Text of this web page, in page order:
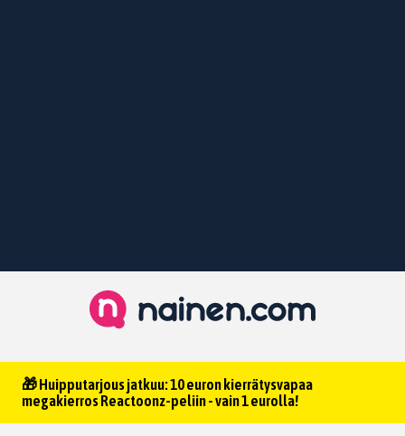
🎁 Huipputarjous jatkuu: 10 euron kierrätysvapaa
megakierros Reactoonz-peliin - vain 1 eurolla!